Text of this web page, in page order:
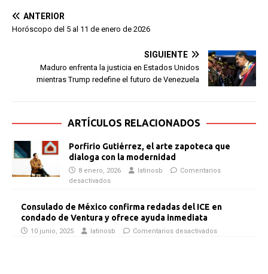
ANTERIOR
Horóscopo del 5 al 11 de enero de 2026
SIGUIENTE
Maduro enfrenta la justicia en Estados Unidos
mientras Trump redefine el futuro de Venezuela
ARTÍCULOS RELACIONADOS
Porfirio Gutiérrez, el arte zapoteca que
dialoga con la modernidad
8 enero, 2026 latinosb
Comentarios
desactivados
Consulado de México confirma redadas del ICE en
condado de Ventura y ofrece ayuda inmediata
10 junio, 2025 latinosb Comentarios desactivados